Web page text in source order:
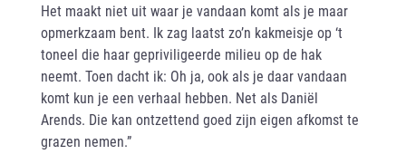
Het maakt niet uit waar je vandaan komt als je maar
opmerkzaam bent. Ik zag laatst zo’n kakmeisje op ‘t
toneel die haar gepriviligeerde milieu op de hak
neemt. Toen dacht ik: Oh ja, ook als je daar vandaan
komt kun je een verhaal hebben. Net als Daniël
Arends. Die kan ontzettend goed zijn eigen afkomst te
grazen nemen.”